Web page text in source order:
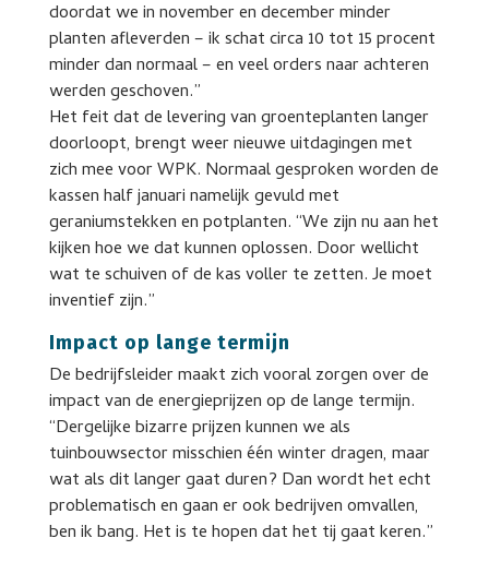
doordat we in november en december minder
planten afleverden – ik schat circa 10 tot 15 procent
minder dan normaal – en veel orders naar achteren
werden geschoven.”
Het feit dat de levering van groenteplanten langer
doorloopt, brengt weer nieuwe uitdagingen met
zich mee voor WPK. Normaal gesproken worden de
kassen half januari namelijk gevuld met
geraniumstekken en potplanten. “We zijn nu aan het
kijken hoe we dat kunnen oplossen. Door wellicht
wat te schuiven of de kas voller te zetten. Je moet
inventief zijn.”
Impact op lange termijn
De bedrijfsleider maakt zich vooral zorgen over de
impact van de energieprijzen op de lange termijn.
“Dergelijke bizarre prijzen kunnen we als
tuinbouwsector misschien één winter dragen, maar
wat als dit langer gaat duren? Dan wordt het echt
problematisch en gaan er ook bedrijven omvallen,
ben ik bang. Het is te hopen dat het tij gaat keren.”